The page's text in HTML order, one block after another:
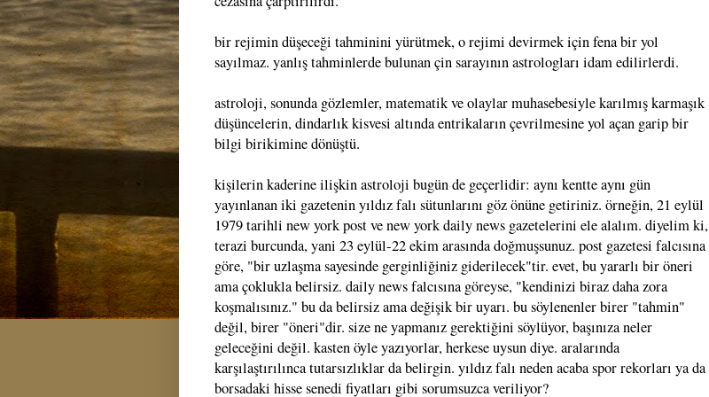
bir rejimin düşeceği tahminini yürütmek, o rejimi devirmek için fena bir yol
sayılmaz. yanlış tahminlerde bulunan çin sarayının astrologları idam edilirlerdi.
astroloji, sonunda gözlemler, matematik ve olaylar muhasebesiyle karılmış karmaşık
düşüncelerin, dindarlık kisvesi altında entrikaların çevrilmesine yol açan garip bir
bilgi birikimine dönüştü.
kişilerin kaderine ilişkin astroloji bugün de geçerlidir: aynı kentte aynı gün
yayınlanan iki gazetenin yıldız falı sütunlarını göz önüne getiriniz. örneğin, 21 eylül
1979 tarihli new york post ve new york daily news gazetelerini ele alalım. diyelim ki,
terazi burcunda, yani 23 eylül-22 ekim arasında doğmuşsunuz. post gazetesi falcısına
göre, "bir uzlaşma sayesinde gerginliğiniz giderilecek"tir. evet, bu yararlı bir öneri
ama çoklukla belirsiz. daily news falcısına göreyse, "kendinizi biraz daha zora
koşmalısınız." bu da belirsiz ama değişik bir uyarı. bu söylenenler birer "tahmin"
değil, birer "öneri"dir. size ne yapmanız gerektiğini söylüyor, başınıza neler
geleceğini değil. kasten öyle yazıyorlar, herkese uysun diye. aralarında
karşılaştırılınca tutarsızlıklar da belirgin. yıldız falı neden acaba spor rekorları ya da
borsadaki hisse senedi fiyatları gibi sorumsuzca veriliyor?